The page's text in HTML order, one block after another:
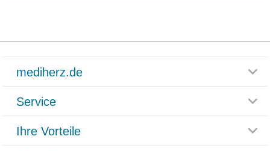
mediherz.de
Glossar
Häufig gestellte Fragen
Service
Rücksendemöglichkeit
Ihre Vorteile